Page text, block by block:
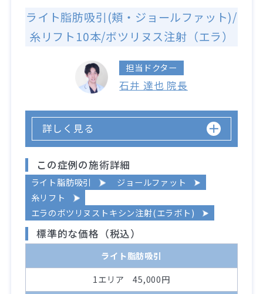
ライト脂肪吸引(頬・ジョールファット)/
糸リフト10本/ボツリヌス注射（エラ）
担当ドクター
石井 達也 院長
詳しく見る
この症例の施術詳細
ライト脂肪吸引
ジョールファット
糸リフト
エラのボツリヌストキシン注射(エラボト)
標準的な価格（税込）
ライト脂肪吸引
1エリア 45,000円